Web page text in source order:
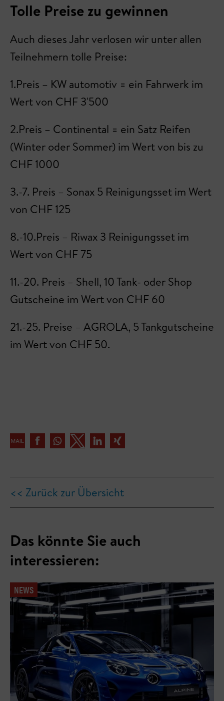
Tolle Preise zu gewinnen
Auch dieses Jahr verlosen wir unter allen
Teilnehmern tolle Preise:
1.Preis – KW automotiv = ein Fahrwerk im
Wert von CHF 3'500
2.Preis – Continental = ein Satz Reifen
(Winter oder Sommer) im Wert von bis zu
CHF 1000
3.-7. Preis – Sonax 5 Reinigungsset im Wert
von CHF 125
8.-10.Preis – Riwax 3 Reinigungsset im
Wert von CHF 75
11.-20. Preis – Shell, 10 Tank- oder Shop
Gutscheine im Wert von CHF 60
21.-25. Preise – AGROLA, 5 Tankgutscheine
im Wert von CHF 50.
<< Zurück zur Übersicht
Das könnte Sie auch
interessieren:
NEWS